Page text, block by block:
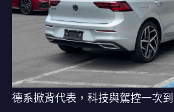
德系掀背代表，科技與駕控一次